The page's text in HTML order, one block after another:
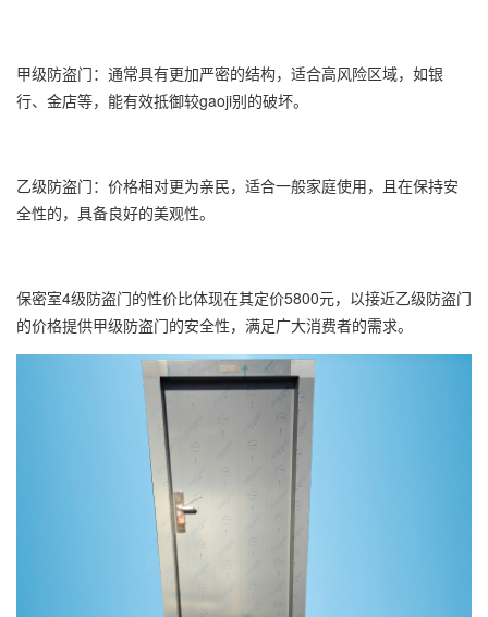
甲级防盗门：通常具有更加严密的结构，适合高风险区域，如银
行、金店等，能有效抵御较gaoji别的破坏。
乙级防盗门：价格相对更为亲民，适合一般家庭使用，且在保持安
全性的，具备良好的美观性。
保密室4级防盗门的性价比体现在其定价5800元，以接近乙级防盗门
的价格提供甲级防盗门的安全性，满足广大消费者的需求。